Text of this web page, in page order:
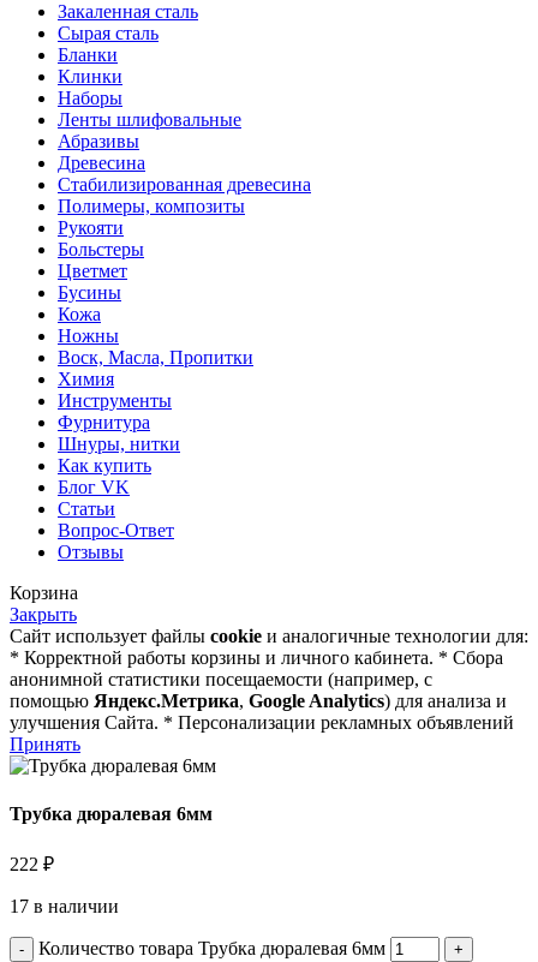
Закаленная сталь
Сырая сталь
Бланки
Клинки
Наборы
Ленты шлифовальные
Абразивы
Древесина
Стабилизированная древесина
Полимеры, композиты
Рукояти
Больстеры
Цветмет
Бусины
Кожа
Ножны
Воск, Масла, Пропитки
Химия
Инструменты
Фурнитура
Шнуры, нитки
Как купить
Блог VK
Статьи
Вопрос-Ответ
Отзывы
Корзина
Закрыть
Сайт использует файлы cookie и аналогичные технологии для:
* Корректной работы корзины и личного кабинета. * Сбора
анонимной статистики посещаемости (например, с
помощью Яндекс.Метрика, Google Analytics) для анализа и
улучшения Сайта. * Персонализации рекламных объявлений
Принять
Трубка дюралевая 6мм
222 ₽
17 в наличии
Количество товара Трубка дюралевая 6мм